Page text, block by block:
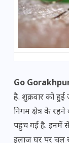
Go
है. शुक्रवार को
निगम क्षेत्र के
पहुंच गई है. इनमें से
इलाज घर पर चल